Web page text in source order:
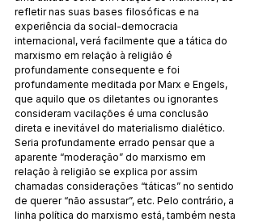
refletir nas suas bases filosóficas e na
experiência da social-democracia
internacional, verá facilmente que a tática do
marxismo em relação à religião é
profundamente consequente e foi
profundamente meditada por Marx e Engels,
que aquilo que os diletantes ou ignorantes
consideram vacilações é uma conclusão
direta e inevitável do materialismo dialético.
Seria profundamente errado pensar que a
aparente “moderação” do marxismo em
relação à religião se explica por assim
chamadas considerações “táticas” no sentido
de querer “não assustar”, etc. Pelo contrário, a
linha política do marxismo está, também nesta